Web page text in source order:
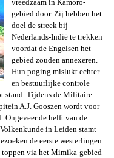
vreedzaam in Kamoro-
gebied door. Zij hebben het
doel de streek bij
Nederlands-Indië te trekken
voordat de Engelsen het
gebied zouden annexeren.
Hun poging mislukt echter
en bestuurlijke controle
stand. Tijdens de Militaire
A.J. Gooszen wordt voor
Ongeveer de helft van de
in Leiden stamt
de eerste westerlingen
toppen via het Mimika-gebied